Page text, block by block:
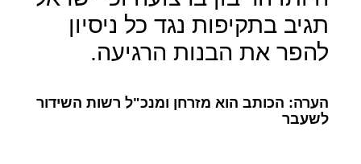
תגיב בתקיפות נגד כל ניסיון
להפר את הבנות הרגיעה.
הערה: הכותב הוא מזרחן ומנכ"ל רשות השידור
לשעבר